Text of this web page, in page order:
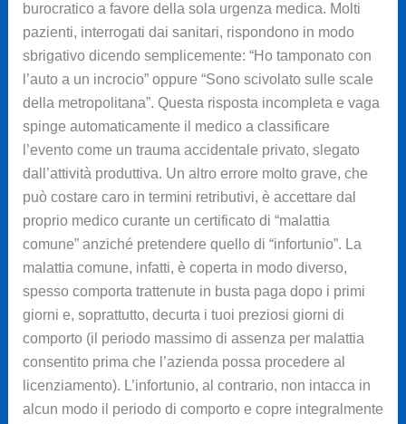
burocratico a favore della sola urgenza medica. Molti
pazienti, interrogati dai sanitari, rispondono in modo
sbrigativo dicendo semplicemente: “Ho tamponato con
l’auto a un incrocio” oppure “Sono scivolato sulle scale
della metropolitana”. Questa risposta incompleta e vaga
spinge automaticamente il medico a classificare
l’evento come un trauma accidentale privato, slegato
dall’attività produttiva. Un altro errore molto grave, che
può costare caro in termini retributivi, è accettare dal
proprio medico curante un certificato di “malattia
comune” anziché pretendere quello di “infortunio”. La
malattia comune, infatti, è coperta in modo diverso,
spesso comporta trattenute in busta paga dopo i primi
giorni e, soprattutto, decurta i tuoi preziosi giorni di
comporto (il periodo massimo di assenza per malattia
consentito prima che l’azienda possa procedere al
licenziamento). L’infortunio, al contrario, non intacca in
alcun modo il periodo di comporto e copre integralmente